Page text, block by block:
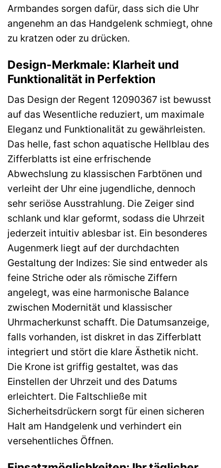
Armbandes sorgen dafür, dass sich die Uhr
angenehm an das Handgelenk schmiegt, ohne
zu kratzen oder zu drücken.
Design-Merkmale: Klarheit und
Funktionalität in Perfektion
Das Design der Regent 12090367 ist bewusst
auf das Wesentliche reduziert, um maximale
Eleganz und Funktionalität zu gewährleisten.
Das helle, fast schon aquatische Hellblau des
Zifferblatts ist eine erfrischende
Abwechslung zu klassischen Farbtönen und
verleiht der Uhr eine jugendliche, dennoch
sehr seriöse Ausstrahlung. Die Zeiger sind
schlank und klar geformt, sodass die Uhrzeit
jederzeit intuitiv ablesbar ist. Ein besonderes
Augenmerk liegt auf der durchdachten
Gestaltung der Indizes: Sie sind entweder als
feine Striche oder als römische Ziffern
angelegt, was eine harmonische Balance
zwischen Modernität und klassischer
Uhrmacherkunst schafft. Die Datumsanzeige,
falls vorhanden, ist diskret in das Zifferblatt
integriert und stört die klare Ästhetik nicht.
Die Krone ist griffig gestaltet, was das
Einstellen der Uhrzeit und des Datums
erleichtert. Die Faltschließe mit
Sicherheitsdrückern sorgt für einen sicheren
Halt am Handgelenk und verhindert ein
versehentliches Öffnen.